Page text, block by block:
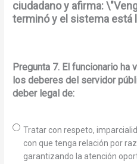
ciudadano y afirma:
terminó y el sistema está
Pregunta 7. El funcionario ha
los deberes del servidor
deber legal de:
Tratar con respeto,
con que tenga relación por
garantizando la atención